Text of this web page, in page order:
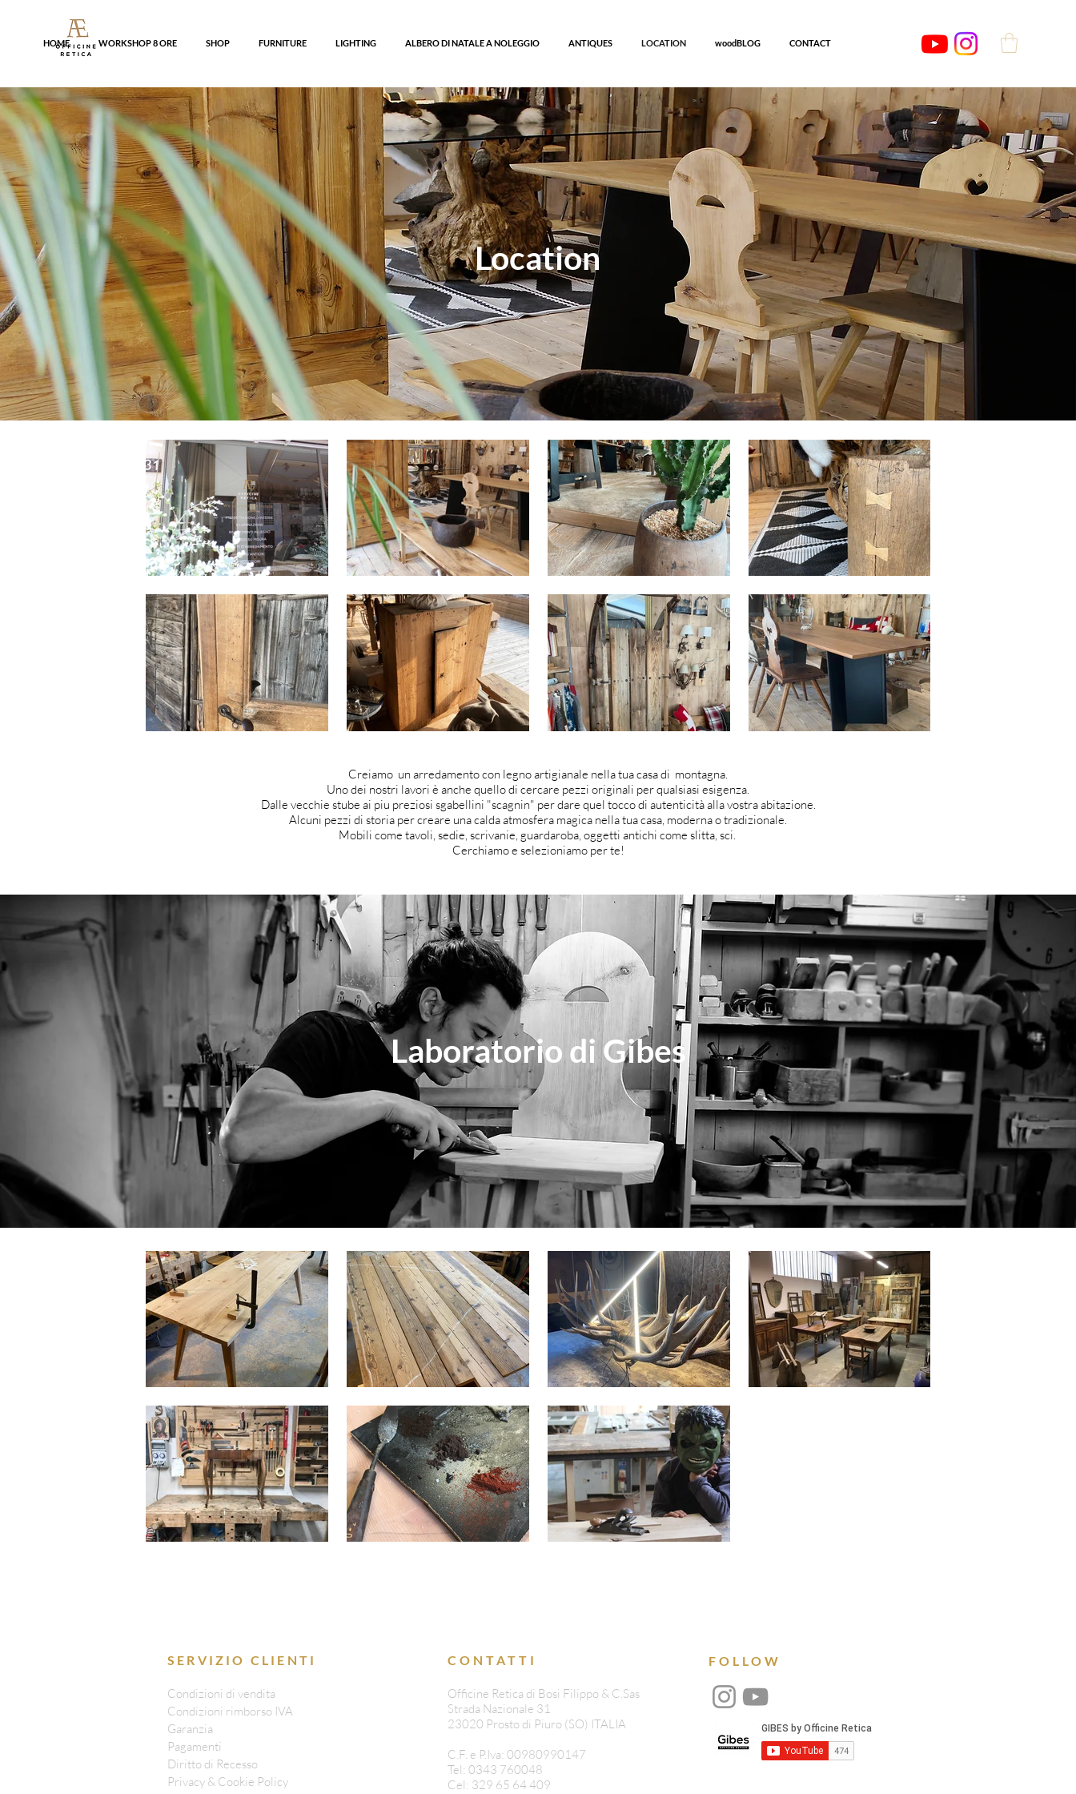
HOME WORKSHOP 8 ORE SHOP FURNITURE LIGHTING ALBERO DI NATALE A NOLEGGIO ANTIQUES LOCATION woodBLOG CONTACT
Location
Creiamo un arredamento con legno artigianale nella tua casa di montagna.
Uno dei nostri lavori è anche quello di cercare pezzi originali per qualsiasi esigenza.
Dalle vecchie stube ai piu preziosi sgabellini "scagnin" per dare quel tocco di autenticità alla vostra abitazione.
Alcuni pezzi di storia per creare una calda atmosfera magica nella tua casa, moderna o tradizionale.
Mobili come tavoli, sedie, scrivanie, guardaroba, oggetti antichi come slitta, sci.
Cerchiamo e selezioniamo per te!
Laboratorio di Gibes
SERVIZIO CLIENTI
Condizioni di vendita
Condizioni rimborso IVA
Garanzia
Pagamenti
Diritto di Recesso
Privacy & Cookie Policy
CONTATTI
Officine Retica di Bosi Filippo & C.Sas
Strada Nazionale 31
23020 Prosto di Piuro (SO) ITALIA
C.F. e P.Iva: 00980990147
Tel: 0343 760048
Cel: 329 65 64 409
FOLLOW